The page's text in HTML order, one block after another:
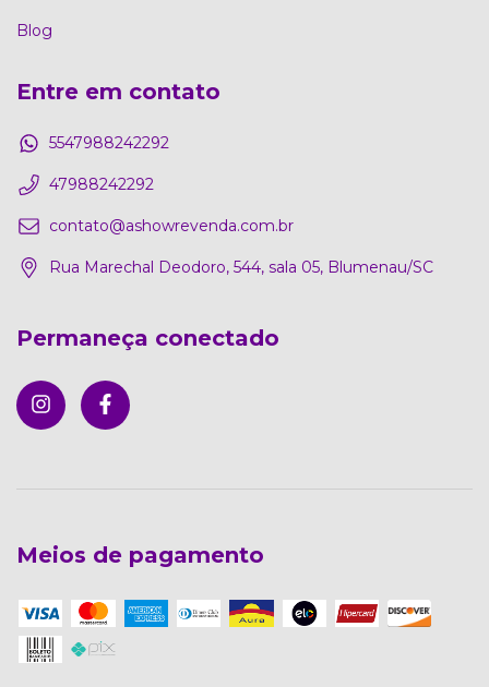
Blog
Entre em contato
5547988242292
47988242292
contato@ashowrevenda.com.br
Rua Marechal Deodoro, 544, sala 05, Blumenau/SC
Permaneça conectado
Meios de pagamento